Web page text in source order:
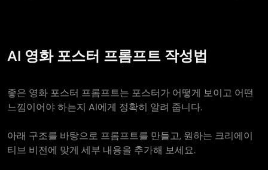
AI 영화 포스터 프롬프트 작성법
좋은 영화 포스터 프롬프트는 포스터가 어떻게 보이고 어떤
느낌이어야 하는지 AI에게 정확히 알려 줍니다.
아래 구조를 바탕으로 프롬프트를 만들고, 원하는 크리에이
티브 비전에 맞게 세부 내용을 추가해 보세요.